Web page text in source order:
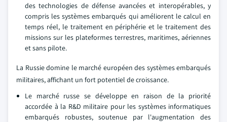
des technologies de défense avancées et interopérables, y
compris les systèmes embarqués qui améliorent le calcul en
temps réel, le traitement en périphérie et le traitement des
missions sur les plateformes terrestres, maritimes, aériennes
et sans pilote.
La Russie domine le marché européen des systèmes embarqués
militaires, affichant un fort potentiel de croissance.
Le marché russe se développe en raison de la priorité
accordée à la R&D militaire pour les systèmes informatiques
embarqués robustes, soutenue par l'augmentation des